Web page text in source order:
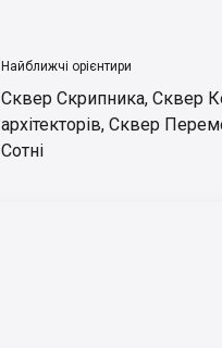
Найближчі орієнтири
Сквер Скрипника, Сквер
архітекторів, Сквер
Сотні